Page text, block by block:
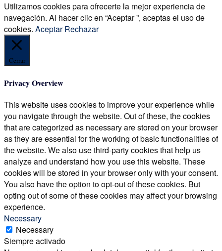
Utilizamos cookies para ofrecerte la mejor experiencia de
navegación. Al hacer clic en “Aceptar ”, aceptas el uso de
cookies. Aceptar Rechazar
Cerrar
Privacy Overview
This website uses cookies to improve your experience while
you navigate through the website. Out of these, the cookies
that are categorized as necessary are stored on your browser
as they are essential for the working of basic functionalities of
the website. We also use third-party cookies that help us
analyze and understand how you use this website. These
cookies will be stored in your browser only with your consent.
You also have the option to opt-out of these cookies. But
opting out of some of these cookies may affect your browsing
experience.
Necessary
Necessary
Siempre activado